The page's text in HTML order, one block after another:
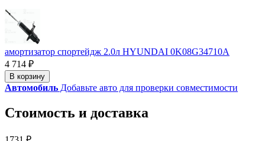
амортизатор спортейдж 2.0л HYUNDAI 0K08G34710A
4 714 ₽
В корзину
Автомобиль Добавьте авто для проверки совместимости
Стоимость и доставка